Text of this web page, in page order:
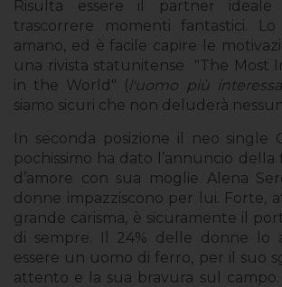
Risulta essere il partner
trascorrere momenti fantastici.
amano, ed è facile capire le
una rivista statunitense "The Most
in the World" (l'uomo più
siamo sicuri che non deluderà
In seconda posizione il neo single
pochissimo ha dato l’annuncio
d’amore con sua moglie Alena
donne impazziscono per lui. Forte,
grande carisma, è sicuramente il
di sempre. Il 24% delle donne lo
essere un uomo di ferro, per il suo
attento e la sua bravura sul